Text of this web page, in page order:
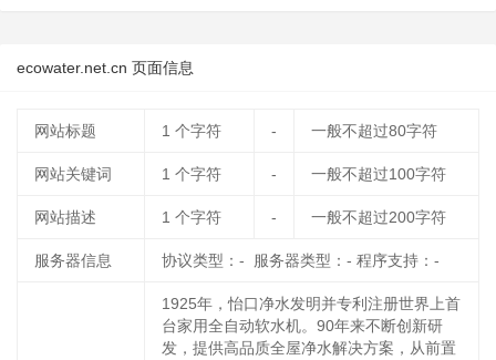
ecowater.net.cn 页面信息
网站标题 1 个字符 - 一般不超过80字符
网站关键词 1 个字符 - 一般不超过100字符
网站描述 1 个字符 - 一般不超过200字符
服务器信息 协议类型：- 服务器类型：- 程序支持：-
1925年，怡口净水发明并专利注册世界上首
台家用全自动软水机。90年来不断创新研
发，提供高品质全屋净水解决方案，从前置